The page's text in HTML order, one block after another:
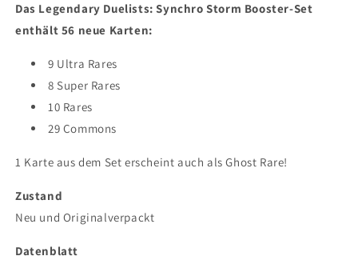
Das Legendary Duelists: Synchro Storm Booster-Set
enthält 56 neue Karten:
9 Ultra Rares
8 Super Rares
10 Rares
29 Commons
1 Karte aus dem Set erscheint auch als Ghost Rare!
Zustand
Neu und Originalverpackt
Datenblatt